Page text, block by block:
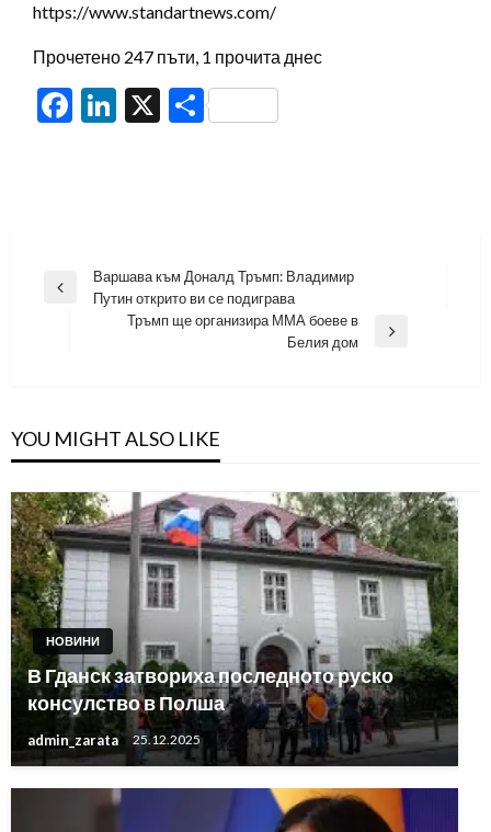
https://www.standartnews.com/
Прочетено 247 пъти, 1 прочита днес
Facebook
LinkedIn
X Share
Навигация
Previous
Варшава към Доналд Тръмп: Владимир
Путин открито ви се подиграва
Тръмп ще организира ММА боеве в
Белия дом
YOU MIGHT ALSO LIKE
НОВИНИ
В Гданск затвориха последното руско
консулство в Полша
admin_zarata 25.12.2025